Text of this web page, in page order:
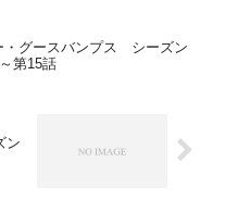
・グースバンプス シーズン
第15話
ン